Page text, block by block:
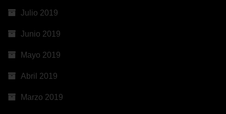
Julio 2019
Junio 2019
Mayo 2019
Abril 2019
Marzo 2019